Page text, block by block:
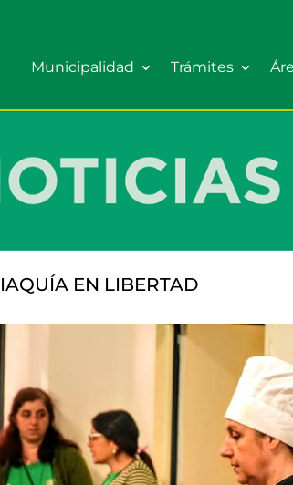
Municipalidad Trámites
EN LIBERTAD